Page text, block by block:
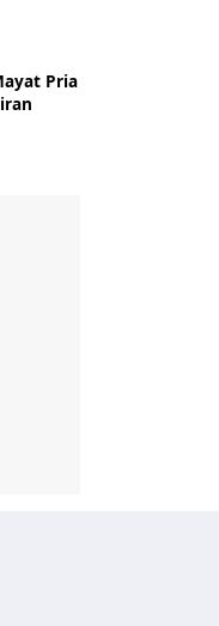
Pria